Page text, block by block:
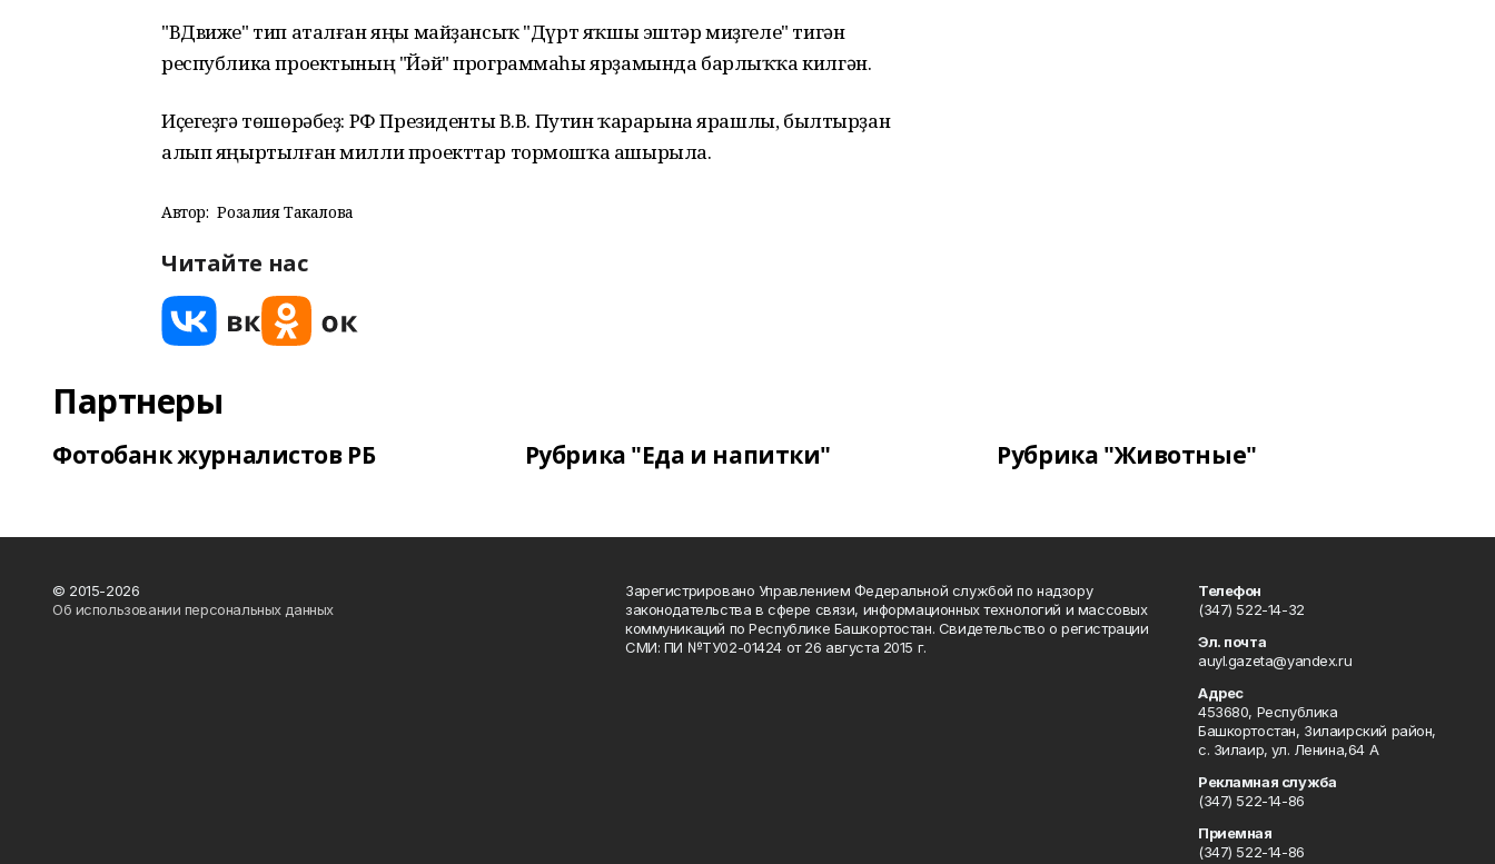
"ВДвиже" тип аталған яңы майҙансыҡ "Дүрт яҡшы эштәр миҙгеле" тигән
республика проектының "Йәй" программаһы ярҙамында барлыҡҡа килгән.
Иҫегеҙгә төшөрәбеҙ: РФ Президенты В.В. Путин ҡарарына ярашлы, былтырҙан
алып яңыртылған милли проекттар тормошҡа ашырыла.
Автор: Розалия Такалова
Читайте нас
Партнеры
Фотобанк журналистов РБ Рубрика "Еда и напитки" Рубрика "Животные"
© 2015-2026
Об использовании персональных данных
Зарегистрировано Управлением Федеральной службой по надзору
законодательства в сфере связи, информационных технологий и массовых
коммуникаций по Республике Башкортостан. Свидетельство о регистрации
СМИ: ПИ №ТУ02-01424 от 26 августа 2015 г.
Телефон
(347) 522-14-32
Эл. почта
auyl.gazeta@yandex.ru
Адрес
453680, Республика
Башкортостан, Зилаирский район,
с. Зилаир, ул. Ленина,64 А
Рекламная служба
(347) 522-14-86
Приемная
(347) 522-14-86